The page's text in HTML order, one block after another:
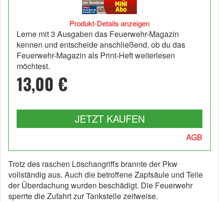
Produkt-Details anzeigen
Lerne mit 3 Ausgaben das Feuerwehr-Magazin
kennen und entscheide anschließend, ob du das
Feuerwehr-Magazin als Print-Heft weiterlesen
möchtest.
13,00 €
JETZT KAUFEN
AGB
Trotz des raschen Löschangriffs brannte der Pkw
vollständig aus. Auch die betroffene Zapfsäule und Teile
der Überdachung wurden beschädigt. Die Feuerwehr
sperrte die Zufahrt zur Tankstelle zeitweise.